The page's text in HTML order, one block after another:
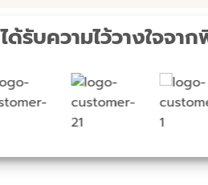
ได้รับความไว้วางใจจา